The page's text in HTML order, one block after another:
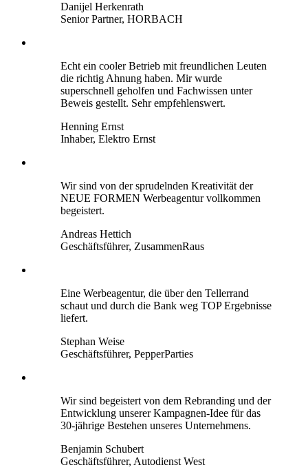
Danijel Herkenrath
Senior Partner, HORBACH
Echt ein cooler Betrieb mit freundlichen Leuten
die richtig Ahnung haben. Mir wurde
superschnell geholfen und Fachwissen unter
Beweis gestellt. Sehr empfehlenswert.
Henning Ernst
Inhaber, Elektro Ernst
Wir sind von der sprudelnden Kreativität der
NEUE FORMEN Werbeagentur vollkommen
begeistert.
Andreas Hettich
Geschäftsführer, ZusammenRaus
Eine Werbeagentur, die über den Tellerrand
schaut und durch die Bank weg TOP Ergebnisse
liefert.
Stephan Weise
Geschäftsführer, PepperParties
Wir sind begeistert von dem Rebranding und der
Entwicklung unserer Kampagnen-Idee für das
30-jährige Bestehen unseres Unternehmens.
Benjamin Schubert
Geschäftsführer, Autodienst West